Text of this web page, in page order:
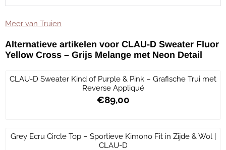
Meer van Truien
Alternatieve artikelen voor CLAU-D Sweater Fluor
Yellow Cross – Grijs Melange met Neon Detail
CLAU-D Sweater Kind of Purple & Pink – Grafische Trui met
Reverse Appliqué
Prijs: 89,00
€89,00
Grey Ecru Circle Top – Sportieve Kimono Fit in Zijde & Wol |
CLAU-D